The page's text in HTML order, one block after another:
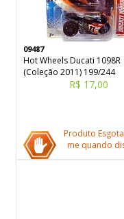
09487
Hot Wheels Ducati 1098R
(Coleção 2011) 199/244
R$ 17,00
Produto
me quando